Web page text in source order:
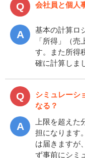
会社員と個人
基本の計算ロ
「所得」（売
す。また所得
確に計算しま
シミュレーシ
なる？
上限を超え
担になります
は届きますが
ず事前にシミ